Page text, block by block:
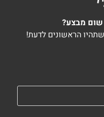
מבצע?
הראשונים לדעת!